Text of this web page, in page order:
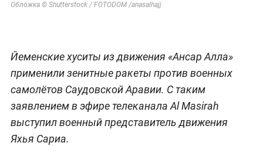
Обложка © Shutterstock / FOTODOM /anasalhajj
Йеменские хуситы из движения «Ансар Алла»
применили зенитные ракеты против военных
самолётов Саудовской Аравии. С таким
заявлением в эфире телеканала Al Masirah
выступил военный представитель движения
Яхья Сариа.